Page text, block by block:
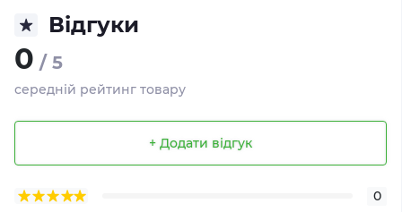
Відгуки
0 / 5
середній рейтинг товару
+ Додати відгук
0